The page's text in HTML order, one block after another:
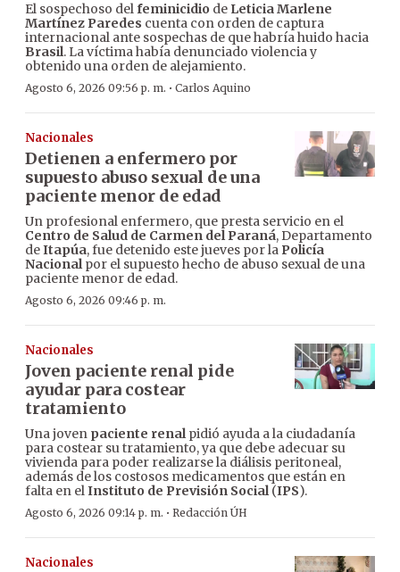
El sospechoso delfeminicidio de Leticia Marlene
Martínez Paredes cuenta con orden de captura
internacional ante sospechas de que habría huido hacia
Brasil. La víctima había denunciado violencia y
obtenido una orden de alejamiento.
Agosto 6, 2026 09:56 p. m. · Carlos Aquino
Nacionales
Detienen a enfermero por
supuesto abuso sexual de una
paciente menor de edad
Un profesional enfermero, que presta servicio en el
Centro de Salud de Carmen del Paraná, Departamento
deItapúa, fue detenido este jueves por la Policía
Nacionalpor el supuesto hecho de abuso sexual de una
paciente menor de edad.
Agosto 6, 2026 09:46 p. m.
Nacionales
Joven paciente renal pide
ayudar para costear
tratamiento
Una joven paciente renalpidió ayuda a la ciudadanía
para costear su tratamiento, ya que debe adecuar su
vivienda para poder realizarse la diálisis peritoneal,
además de los costosos medicamentos que están en
falta en elInstituto de Previsión Social(IPS).
Agosto 6, 2026 09:14 p. m. · Redacción ÚH
Nacionales